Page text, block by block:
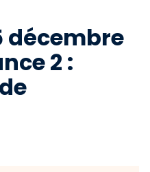
Notre revue
Boutique
décembre
2 :